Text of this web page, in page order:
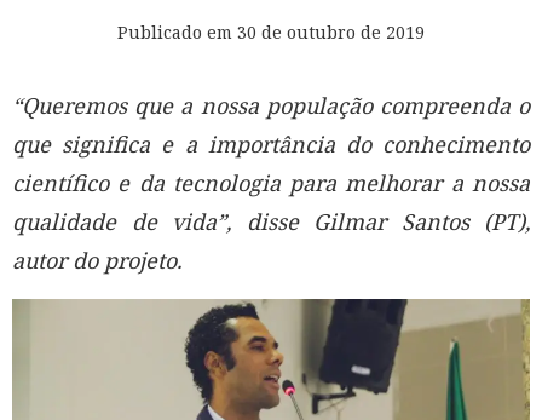
Publicado em 30 de outubro de 2019
“Queremos que a nossa população compreenda o
que significa e a importância do conhecimento
científico e da tecnologia para melhorar a nossa
qualidade de vida”, disse Gilmar Santos (PT),
autor do projeto.